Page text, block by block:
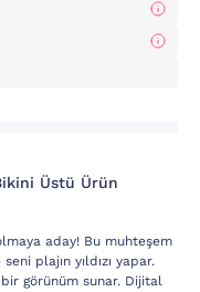
Üstü Ürün
aday! Bu muhteşem
plajın yıldızı yapar.
bir görünüm sunar. Dijital